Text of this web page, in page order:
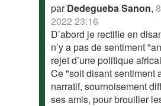
parDedegueba Sanon,
2022 23:16
D’abord je rectifie en
n’y a pas de sentiment
rejet d’une politique
Ce "soit disant sentiment
narratif, sournoisement
ses amis, pour brouiller